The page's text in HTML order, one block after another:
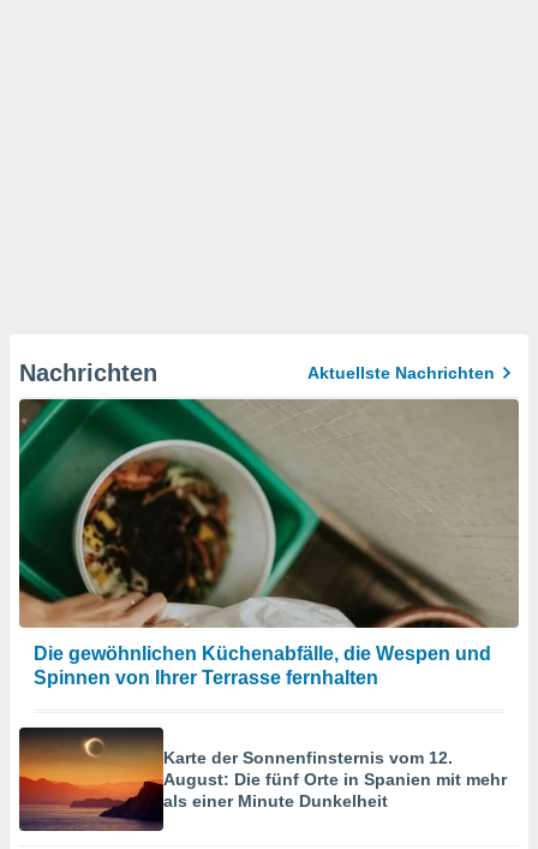
Nachrichten Aktuellste Nachrichten
Die gewöhnlichen Küchenabfälle, die Wespen und
Spinnen von Ihrer Terrasse fernhalten
Karte der Sonnenfinsternis vom 12.
August: Die fünf Orte in Spanien mit mehr
als einer Minute Dunkelheit